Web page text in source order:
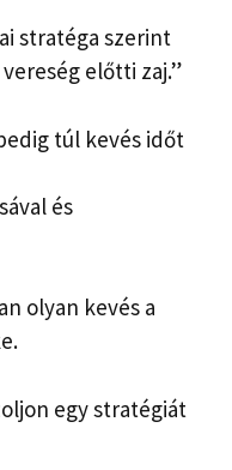
stratéga szerint
előtti zaj.”
túl kevés időt
és
olyan kevés a
egy stratégiát